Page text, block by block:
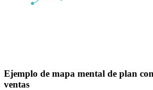
Ejemplo de mapa mental de plan
ventas